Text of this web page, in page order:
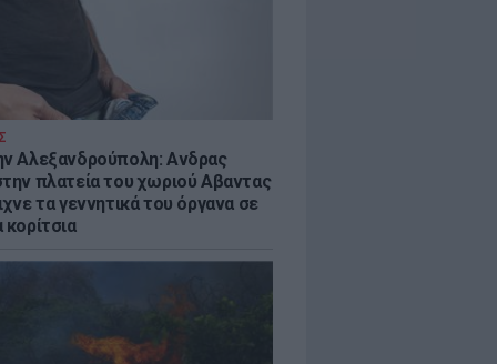
Αλεξανδρούπολη: Ανδρας
πλατεία του χωριού Αβαντας
τα γεννητικά του όργανα σε
κορίτσια